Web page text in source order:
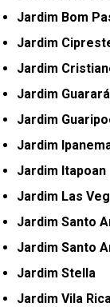
Jardim Bom
Jardim
Jardim
Jardim Guarará
Jardim
Jardim
Jardim Itapoan
Jardim Las
Jardim Santo
Jardim Santo
Jardim Stella
Jardim Vila